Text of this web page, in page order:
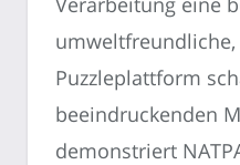
Puzzleplattform
beeindruckenden
demonstriert